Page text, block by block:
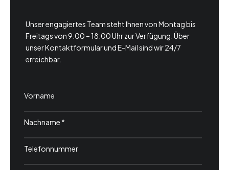
Unser engagiertes Team steht Ihnen von Montag bis
Freitags von 9:00 – 18:00 Uhr zur Verfügung. Über
unser Kontaktformular und E-Mail sind wir 24/7
erreichbar.